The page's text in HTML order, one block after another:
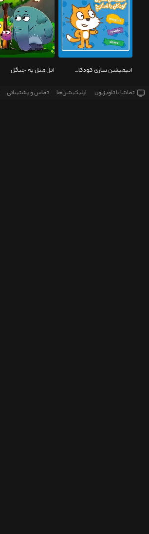
انیمیشن سازی کودکان با اسکرچ اتل متل یه جنگل
زنگ تفریح
تماشا‌ با تلویزیون اپلیکیشن‌ها تماس و پشتیبانی